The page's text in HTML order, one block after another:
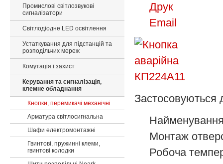
Друк
Email
Застосовуються
Монтаж
Робоча
Промислові світлозвукові
сигналізатори
Світлодіодне LED освітлення
Устаткування для підстанцій та
розподільчих мереж
Комутація і захист
Керування та сигналізація,
клемне обладнання
Кнопки, перемикачі механічні
Арматура світлосигнальна
Шафи електромонтажні
Гвинтові, пружинні клеми,
гвинтові колодки